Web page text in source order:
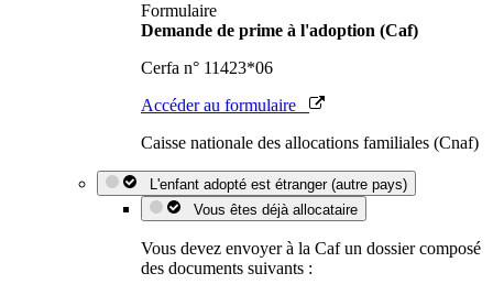
Formulaire
Demande de prime à l'adoption (Caf)
Cerfa n° 11423*06
Accéder au formulaire
Caisse nationale des allocations familiales (Cnaf)
L'enfant adopté est étranger (autre pays)
Vous êtes déjà allocataire
Vous devez envoyer à la Caf un dossier composé
des documents suivants :